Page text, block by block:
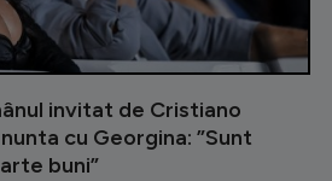
invitat de Cristiano
cu Georgina: ”Sunt
buni”